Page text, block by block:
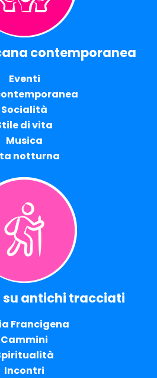
contemporanea
Eventi
Socialità
di vita
Musica
notturna
su antichi tracciati
Francigena
Cammini
Incontri